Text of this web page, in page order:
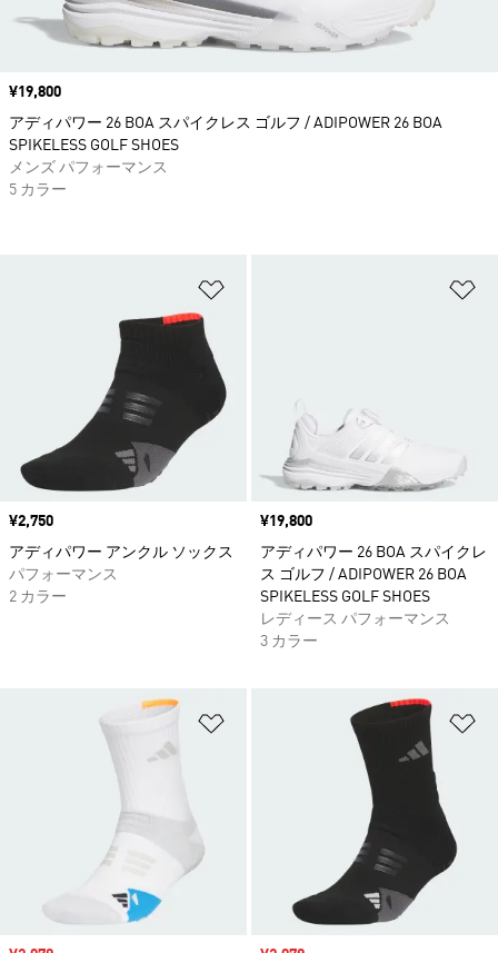
価格
¥2,750
アディパワー アンクル ソックス
パフォーマンス
2 カラー
価格
¥19,800
アディパワー 26 BOA スパイクレ
ス ゴルフ / ADIPOWER 26 BOA
SPIKELESS GOLF SHOES
レディース パフォーマンス
3 カラー
ほしいものリストに追加
価格
¥19,800
アディパワー 26 BOA スパイクレス ゴルフ / ADIPOWER 26 BOA
SPIKELESS GOLF SHOES
メンズ パフォーマンス
5 カラー